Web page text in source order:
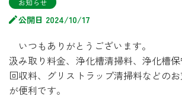
お知らせ
公開日 2024/10/17
いつもありがとうございます。
汲み取り料金、浄化槽清掃料、浄化槽
回収料、グリストラップ清掃料などの
が便利です。